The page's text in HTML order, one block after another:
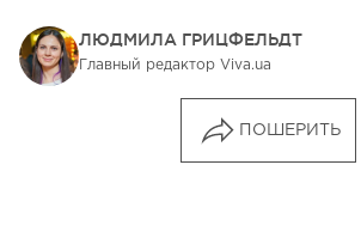
ЛЮДМИЛА ГРИЦФЕЛЬДТ
Главный редактор Viva.ua
ПОШЕРИТЬ